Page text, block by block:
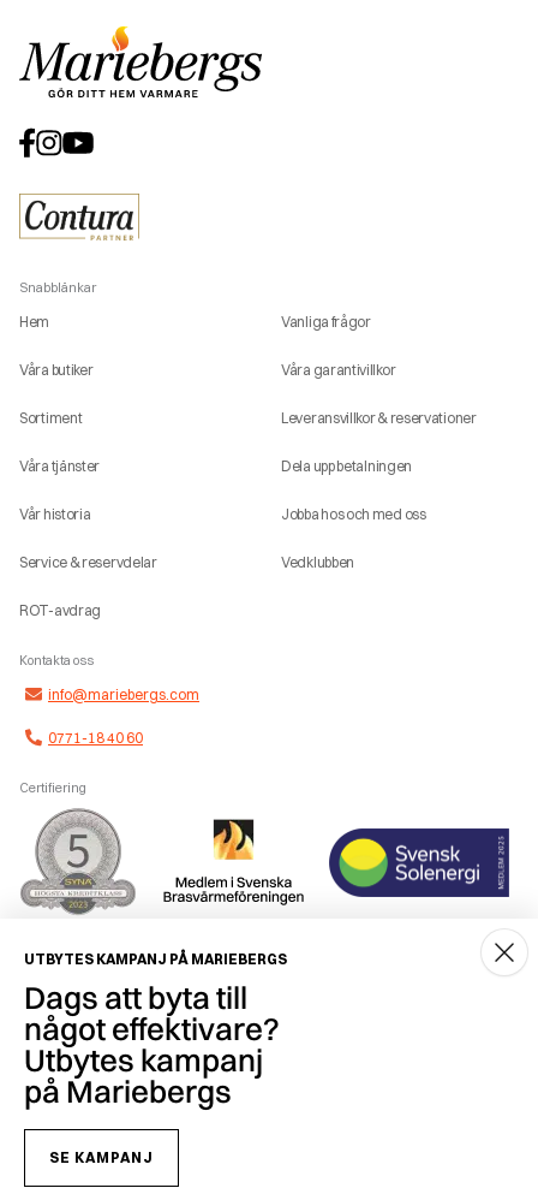
Snabblänkar
Hem
Våra butiker
Sortiment
Våra tjänster
Vår historia
Service & reservdelar
ROT-avdrag
Vanliga frågor
Våra garantivillkor
Leveransvillkor & reservationer
Dela upp betalningen
Jobba hos och med oss
Vedklubben
Kontakta oss
info@mariebergs.com
0771-18 40 60
Certifiering
Smidig betalning
UTBYTES KAMPANJ PÅ MARIEBERGS
Dags att byta till
något effektivare?
Utbytes kampanj
på Mariebergs
SE KAMPANJ